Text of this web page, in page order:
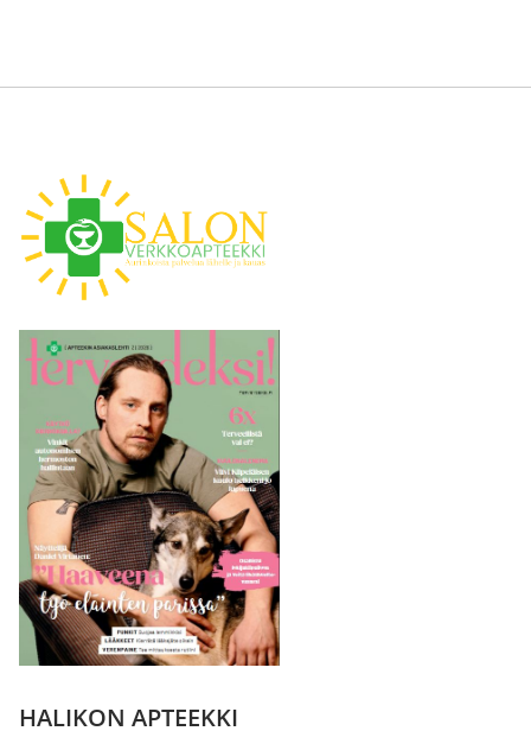
HALIKON APTEEKKI